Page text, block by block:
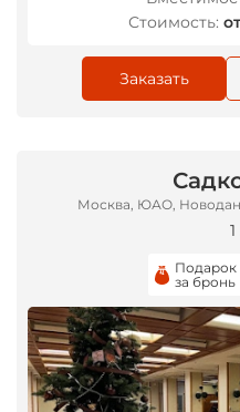
Стоимость:
Заказать
Москва, ЮАО,
Подарок
за бронь